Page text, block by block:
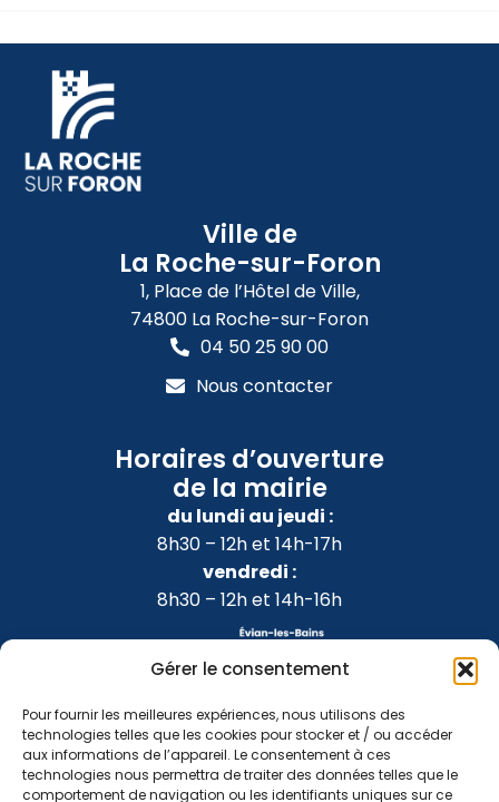
Gérer le consentement
Pour fournir les meilleures expériences, nous utilisons des
technologies telles que les cookies pour stocker et / ou accéder
aux informations de l’appareil. Le consentement à ces
technologies nous permettra de traiter des données telles que le
comportement de navigation ou les identifiants uniques sur ce
Ville de
La Roche-sur-Foron
1, Place de l’Hôtel de Ville,
74800 La Roche-sur-Foron
04 50 25 90 00
Nous contacter
Horaires d’ouverture
de la mairie
du lundi au jeudi :
8h30 – 12h et 14h-17h
vendredi :
8h30 – 12h et 14h-16h